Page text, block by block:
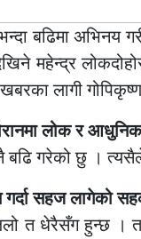
बढिमा
महेन्द्र
लागी
लोक र
बढि गरेको छु ।
सहज लागेको
त धेरैसँग हुन्छ । तर